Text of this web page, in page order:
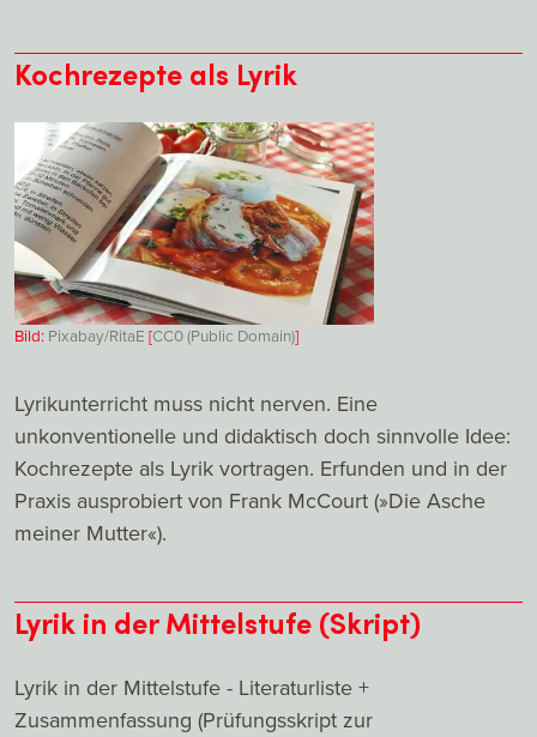
Kochrezepte als Lyrik
Bild: Pixabay/RitaE [CC0 (Public Domain)]
Lyrikunterricht muss nicht nerven. Eine
unkonventionelle und didaktisch doch sinnvolle Idee:
Kochrezepte als Lyrik vortragen. Erfunden und in der
Praxis ausprobiert von Frank McCourt (»Die Asche
meiner Mutter«).
Lyrik in der Mittelstufe (Skript)
Lyrik in der Mittelstufe - Literaturliste +
Zusammenfassung (Prüfungsskript zur